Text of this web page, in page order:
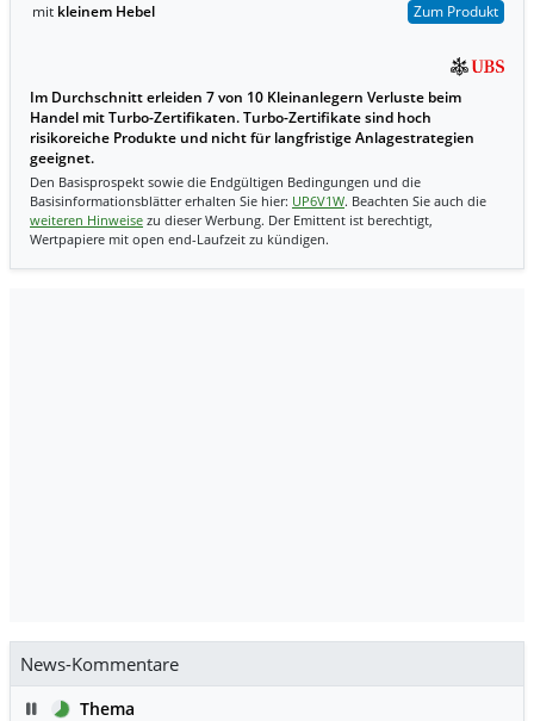
mit kleinem Hebel Zum Produkt
Im Durchschnitt erleiden 7 von 10 Kleinanlegern Verluste beim
Handel mit Turbo-Zertifikaten. Turbo-Zertifikate sind hoch
risikoreiche Produkte und nicht für langfristige Anlagestrategien
geeignet.
Den Basisprospekt sowie die Endgültigen Bedingungen und die
Basisinformationsblätter erhalten Sie hier: UP6V1W. Beachten Sie auch die
weiteren Hinweise zu dieser Werbung. Der Emittent ist berechtigt,
Wertpapiere mit open end-Laufzeit zu kündigen.
News-Kommentare
PauseThema